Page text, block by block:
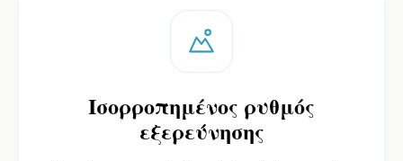
Ισορροπημένος ρυθμός
εξερεύνησης